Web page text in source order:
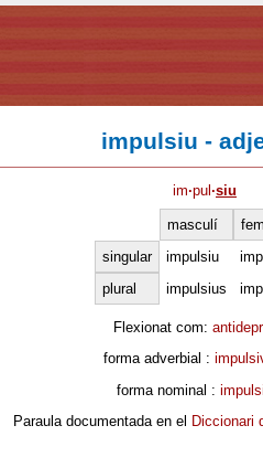
impulsiu -
im·pul ·siu
masculí
singular
impulsiu
plural
impulsius
Flexionat com:
forma adverbial :
forma nominal :
Paraula documentada en el Diccionari